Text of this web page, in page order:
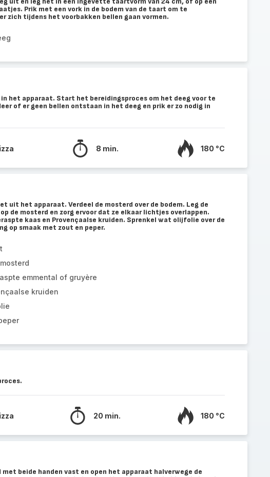
Prik met een vork in de bodem van de taart om te
zich tijdens het voorbakken bellen gaan vormen.
het apparaat. Start het bereidingsproces om het deeg voor te
of er geen bellen ontstaan in het deeg en prik er zo nodig in
8 min. 180 °C
uit het apparaat. Verdeel de mosterd over de bodem. Leg de
de mosterd en zorg ervoor dat ze elkaar lichtjes overlappen.
kaas en Provençaalse kruiden. Sprenkel wat olijfolie over de
op smaak met zout en peper.
emmental of gruyère
kruiden
20 min. 180 °C
met beide handen vast en open het apparaat halverwege de